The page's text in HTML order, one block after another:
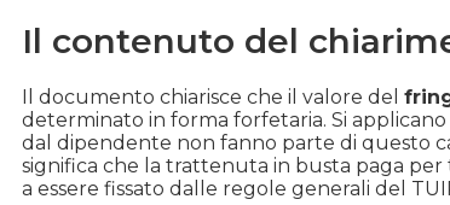
Il contenuto del
Il documento chiarisce che il valore del
determinato in forma forfetaria. Si
dal dipendente non fanno parte di questo
significa che la trattenuta in busta paga
a essere fissato dalle regole generali del